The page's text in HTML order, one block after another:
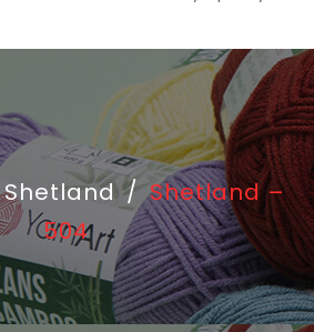
Shetland / Shetland –
504